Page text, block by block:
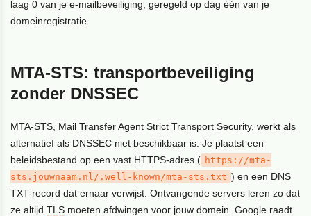
laag 0 van je e-mailbeveiliging, geregeld op dag één van je
domeinregistratie.
MTA-STS: transportbeveiliging
zonder DNSSEC
MTA-STS, Mail Transfer Agent Strict Transport Security, werkt als
alternatief als DNSSEC niet beschikbaar is. Je plaatst een
beleidsbestand op een vast HTTPS-adres ( https://mta-
sts.jouwnaam.nl/.well-known/mta-sts.txt ) en een DNS
TXT-record dat ernaar verwijst. Ontvangende servers leren zo dat
ze altijdTLS moeten afdwingen voor jouw domein. Google raadt